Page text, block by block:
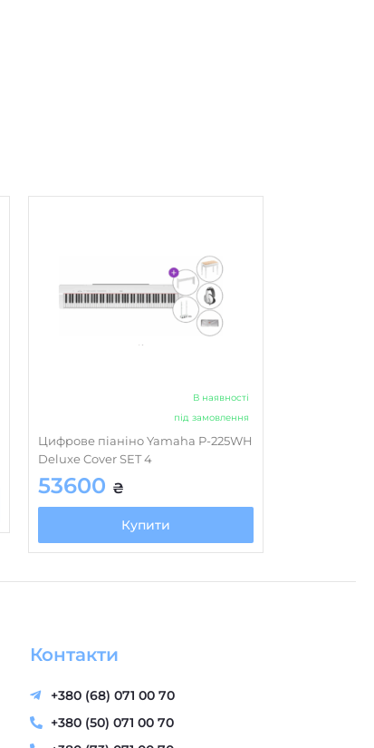
В наявності
під замовлення
Цифрове піаніно Yamaha P-225WH
Deluxe Cover SET 4
53600 ₴
Купити
Контакти
+380 (68) 071 00 70
+380 (50) 071 00 70